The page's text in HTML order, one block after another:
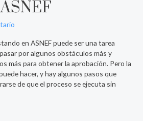
en ASNEF puede ser una tarea
por algunos obstáculos más y
más para obtener la aprobación. Pero la
hacer, y hay algunos pasos que
de que el proceso se ejecuta sin